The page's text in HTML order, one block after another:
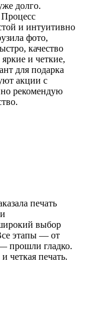
долго.
Процесс
и интуитивно
фото,
качество
и четкие,
для подарка
акции с
рекомендую
печать
выбор
этапы — от
прошли гладко.
четкая печать.